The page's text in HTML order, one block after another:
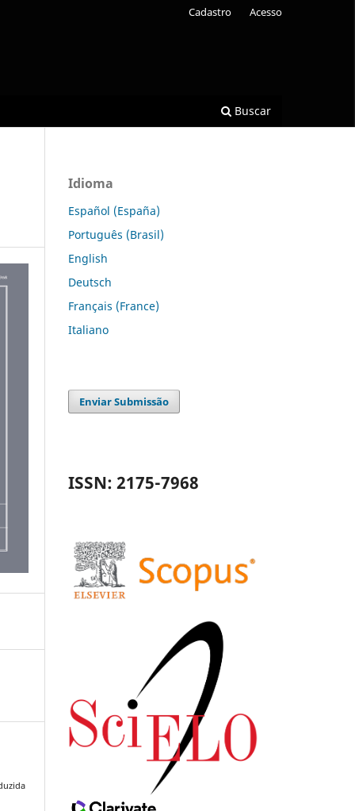
Buscar
Cadastro Acesso
Idioma
Español (España)
Português (Brasil)
English
Deutsch
Français (France)
Italiano
Enviar Submissão
ISSN: 2175-7968